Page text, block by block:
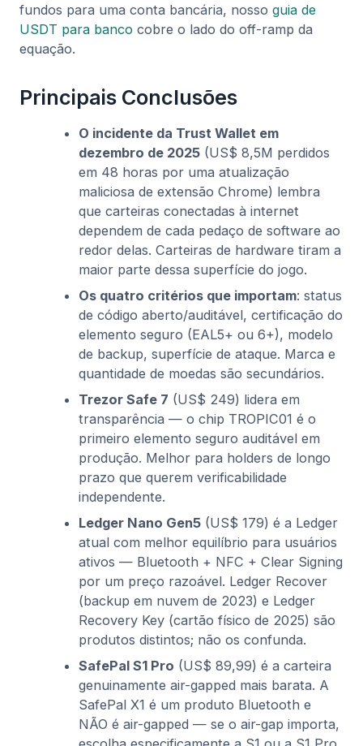
fundos para uma conta bancária, nosso guia de
USDT para banco cobre o lado do off-ramp da
equação.
Principais Conclusões
O incidente da Trust Wallet em
dezembro de 2025(US$ 8,5M perdidos
em 48 horas por uma atualização
maliciosa de extensão Chrome) lembra
que carteiras conectadas à internet
dependem de cada pedaço de software ao
redor delas. Carteiras de hardware tiram a
maior parte dessa superfície do jogo.
Os quatro critérios que importam: status
de código aberto/auditável, certificação do
elemento seguro (EAL5+ ou 6+), modelo
de backup, superfície de ataque. Marca e
quantidade de moedas são secundários.
Trezor Safe 7 (US$ 249) lidera em
transparência — o chip TROPIC01 é o
primeiro elemento seguro auditável em
produção. Melhor para holders de longo
prazo que querem verificabilidade
independente.
Ledger Nano Gen5(US$ 179) é a Ledger
atual com melhor equilíbrio para usuários
ativos — Bluetooth + NFC + Clear Signing
por um preço razoável. Ledger Recover
(backup em nuvem de 2023) e Ledger
Recovery Key (cartão físico de 2025) são
produtos distintos; não os confunda.
SafePal S1 Pro (US$ 89,99) é a carteira
genuinamente air-gapped mais barata. A
SafePal X1 é um produto Bluetooth e
NÃO é air-gapped — se o air-gap importa,